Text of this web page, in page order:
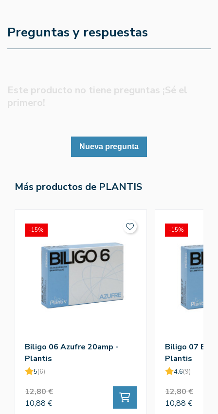
Preguntas y respuestas
Este producto no tiene preguntas ¡Sé el
primero!
Nueva pregunta
Más productos de PLANTIS
Biligo 06 Azufre 20amp -
Plantis
5(6)
12,80 €
10,88 €
-15%
Biligo 07
Plantis
4.6(9)
12,80 €
10,88 €
-15%